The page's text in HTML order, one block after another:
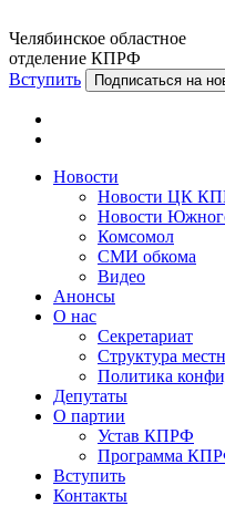
Челябинское областное
отделение КПРФ
Вступить
Подписаться на
Новости
Новости ЦК
Новости
Комсомол
СМИ обкома
Видео
Анонсы
О нас
Секретариат
Структура
Политика
Депутаты
О партии
Устав КПРФ
Программа
Вступить
Контакты